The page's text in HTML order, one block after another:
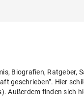
Biografien, Ratgeber,
geschrieben”. Hier
Außerdem finden